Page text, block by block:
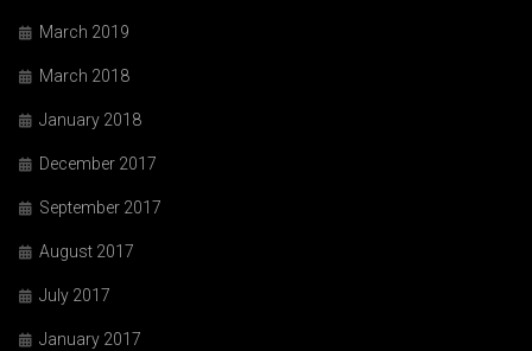
March 2019
March 2018
January 2018
December 2017
September 2017
August 2017
July 2017
January 2017